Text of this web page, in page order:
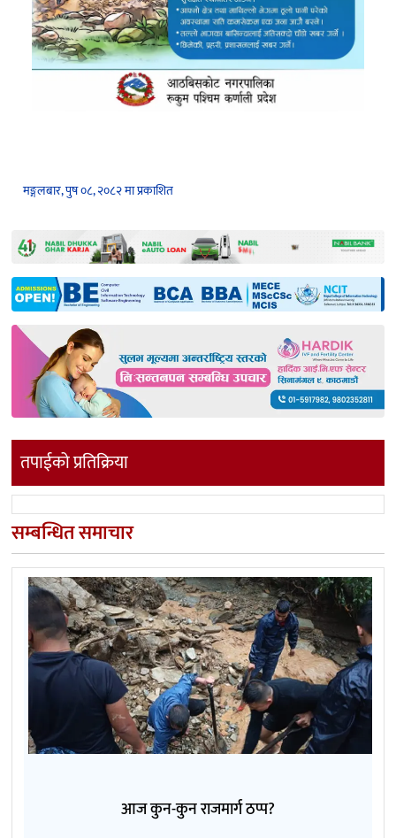
मङ्गलबार, पुष ०८, २०८२ मा प्रकाशित
तपाईको प्रतिक्रिया
सम्बन्धित समाचार
आज कुन-कुन राजमार्ग ठप्प?